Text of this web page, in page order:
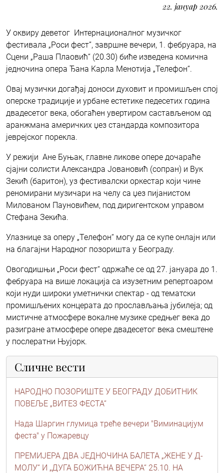
22. јануар 2026.
У оквиру деветог Интернационалног музичког
фестивала „Роси фест”, завршне вечери, 1. фебруара, на
Сцени „Раша Плаовић“ (20.30) биће изведена комична
једночина опера Ђанa Kарла Менотија „Телефон“.
Овај музички догађај доноси духовит и промишљен спој
оперске традиције и урбане естетике педесетих година
двадесетог века, обогаћен увертиром састављеном од
аранжмана америчких џез стандарда композитора
јеврејског порекла.
У режији Ане Буњак, главне ликове опере дочараће
сјајни солисти Александра Јовановић (сопран) и Вук
Зекић (баритон), уз фестивалски оркестар који чине
реномирани музичари на челу са џез пијанистом
Милованом Пауновићем, под диригентском управом
Стефана Зекића.
Улазнице за оперу „Телефон“ могу да се купе онлајн или
на благајни Народног позоришта у Београду.
Овогодишњи „Роси фест“ одржаће се од 27. јануара до 1.
фебруара на више локација са изузетним репертоаром
који нуди широки уметнички спектар - од тематски
промишљених концерата до прослављања јубилеја; од
мистичне атмосфере вокалне музике средњег века до
разигране атмосфере опере двадесетог века смештене
у послератни Њујорк.
Сличне вести
НАРОДНО ПОЗОРИШТЕ У БЕОГРАДУ ДОБИТНИК
ПОВЕЉЕ „ВИТЕЗ ФЕСТА“
Нада Шаргин глумица треће вечери "Виминацијум
феста" у Пожаревцу
ПРЕМИЈЕРА ДВА ЈЕДНОЧИНА БАЛЕТА „ЖЕНЕ У Д-
МОЛУ“ И „ДУГА БОЖИЋНА ВЕЧЕРА“ 25.10. НА